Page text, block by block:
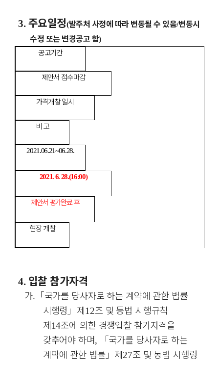
3. 주요일정(발주처 사정에 따라 변동될 수 있음/변동시
수정 또는 변경공고 함)
공고기간
제안서 접수마감
가격개찰 일시
비 고
2021.06.21~06.28.
2021. 6. 28.(16:00)
제안서 평가완료 후
현장 개찰
4. 입찰 참가자격
가. 「국가를 당사자로 하는 계약에 관한 법률
시행령 」 제12조 및 동법 시행규칙
제14조에 의한 경쟁입찰 참가자격을
갖추어야 하며, 「국가를 당사자로 하는
계약에 관한 법률」 제27조 및 동법 시행령